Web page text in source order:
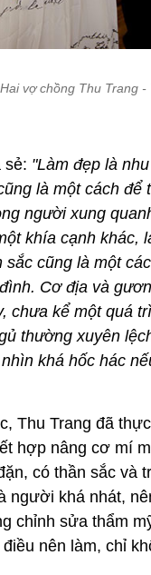
Hai vợ chồng Thu Trang -
sẻ: "Làm đẹp là
là một cách để
người xung
khía cạnh khác,
sắc cũng là một
Cơ địa và
chưa kể một quá
thường xuyên
khá hốc hác
Thu Trang đã
hợp nâng cơ mí
có thần sắc và
người khá nhát,
chỉnh sửa thẩm
điều nên làm, chỉ